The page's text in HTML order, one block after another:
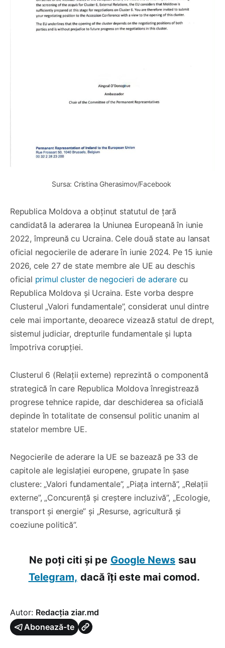
Sursa: Cristina Gherasimov/Facebook
Republica Moldova a obținut statutul de țară
candidată la aderarea la Uniunea Europeană în iunie
2022, împreună cu Ucraina. Cele două state au lansat
oficial negocierile de aderare în iunie 2024. Pe 15 iunie
2026, cele 27 de state membre ale UE au deschis
oficial primul cluster de negocieri de aderare cu
Republica Moldova și Ucraina. Este vorba despre
Clusterul „Valori fundamentale”, considerat unul dintre
cele mai importante, deoarece vizează statul de drept,
sistemul judiciar, drepturile fundamentale și lupta
împotriva corupției.
Clusterul 6 (Relații externe) reprezintă o componentă
strategică în care Republica Moldova înregistrează
progrese tehnice rapide, dar deschiderea sa oficială
depinde în totalitate de consensul politic unanim al
statelor membre UE.
Negocierile de aderare la UE se bazează pe 33 de
capitole ale legislației europene, grupate în șase
clustere: „Valori fundamentale”, „Piața internă”, „Relații
externe”, „Concurență și creștere incluzivă”, „Ecologie,
transport și energie” și „Resurse, agricultură și
coeziune politică”.
Ne poți citi și pe Google News sau
Telegram, dacă îți este mai comod.
Autor: Redacția ziar.md
Abonează-te